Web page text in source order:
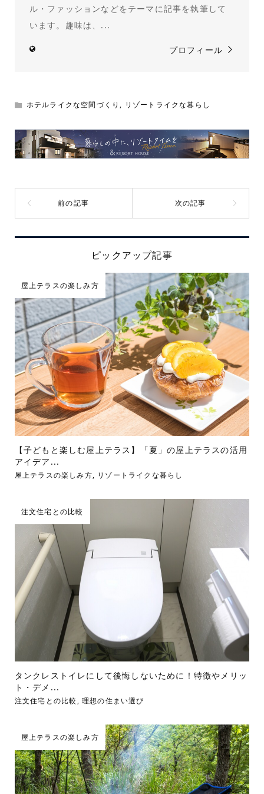
ル・ファッションなどをテーマに記事を執筆して
います。趣味は、...
プロフィール
ホテルライクな空間づくり , リゾートライクな暮らし
ピックアップ記事
屋上テラスの楽しみ方
【子どもと楽しむ屋上テラス】「夏」の屋上テラスの活用
アイデア...
屋上テラスの楽しみ方, リゾートライクな暮らし
注文住宅との比較
タンクレストイレにして後悔しないために！特徴やメリッ
ト・デメ...
注文住宅との比較 , 理想の住まい選び
屋上テラスの楽しみ方